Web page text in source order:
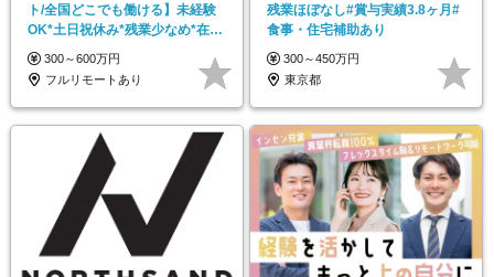
ト/全国どこでも働ける】未経験
OK*土日祝休み*残業少なめ*在宅
勤務手当あり
300～600万円
フルリモートあり
残業ほぼなし#賞与実績3.8ヶ月#
食事・住宅補助あり
300～450万円
東京都